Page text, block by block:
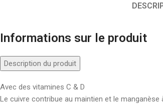
Informations sur le produit
Description du produit
Avec des vitamines C & D
Le cuivre contribue au maintien et le